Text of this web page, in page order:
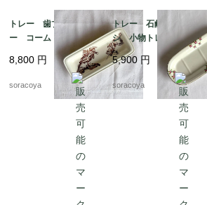
トレー 歯ブラシトレ
ー コームトレー 細
長陶器皿 植物画 ボ
タニカル 19otm25
8,800 円
soracoya
トレー 石鹸 歯ブラ
シ 小物トレー オン
ナング窯 19twm8-2
5,900 円
soracoya